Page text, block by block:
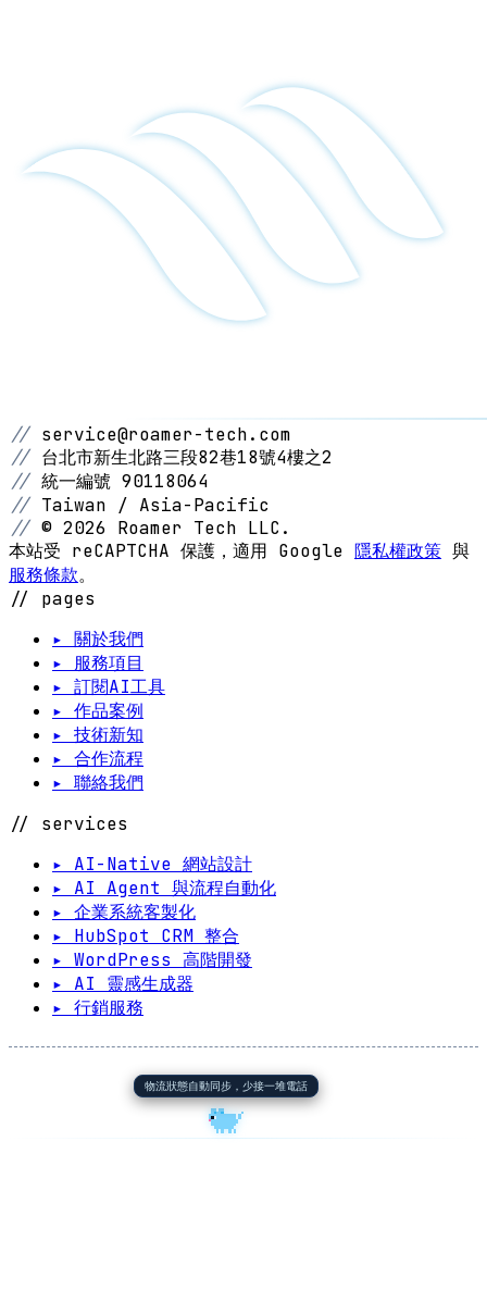
// service@roamer-tech.com
// 台北市新生北路三段82巷18號4樓之2
// 統一編號 90118064
// Taiwan / Asia-Pacific
// © 2026 Roamer Tech LLC.
本站受 reCAPTCHA 保護，適用 Google 隱私權政策 與
服務條款。
// pages
▸ 關於我們
▸ 服務項目
▸ 訂閱AI工具
▸ 作品案例
▸ 技術新知
▸ 合作流程
▸ 聯絡我們
// services
▸ AI-Native 網站設計
▸ AI Agent 與流程自動化
▸ 企業系統客製化
▸ HubSpot CRM 整合
▸ WordPress 高階開發
▸ AI 靈感生成器
▸ 行銷服務
物流狀態自動同步，少接一堆電話